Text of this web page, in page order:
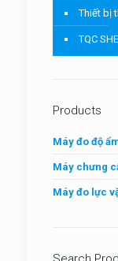
Thiết bị
TQC
Products
Máy đo độ
Máy chưng
Máy đo lực